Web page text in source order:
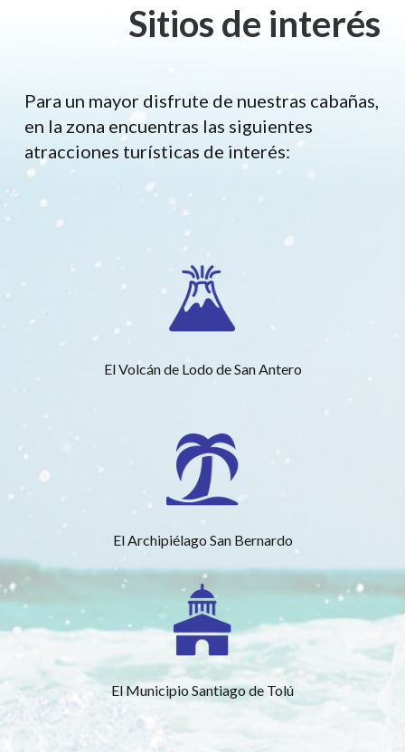
Sitios de interés
Para un mayor disfrute de nuestras cabañas,
en la zona encuentras las siguientes
atracciones turísticas de interés:
El Volcán de Lodo de San Antero
El Archipiélago San Bernardo
El Municipio Santiago de Tolú